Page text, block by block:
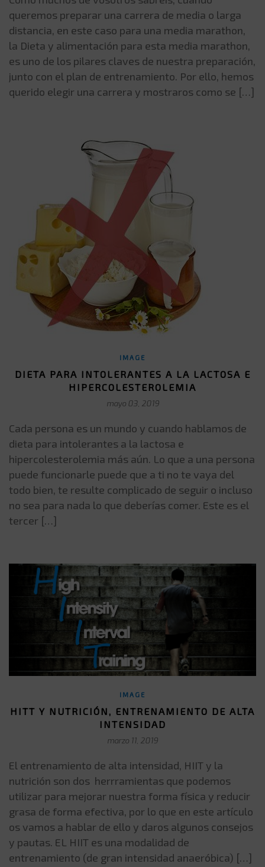
queremos preparar una carrera de media o larga
distancia, en este caso para una media marathon,
la Dieta y alimentación para esta media marathon,
es uno de los pilares claves de nuestra preparación,
junto con el plan de entrenamiento. Por ello, hemos
querido elegir una carrera y mostraros como se […]
IMAGE
DIETA PARA INTOLERANTES A LA LACTOSA E
HIPERCOLESTEROLEMIA
mayo 03, 2019
Cada persona es un mundo y cuando hablamos de
dieta para intolerantes a la lactosa e
hipercolesterolemia más aún. Lo que a una persona
puede funcionarle puede que a ti no te vaya del
todo bien, te resulte complicado de seguir o incluso
no sea para nada lo que deberías comer. Este es el
tercer […]
IMAGE
HITT Y NUTRICIÓN, ENTRENAMIENTO DE ALTA
INTENSIDAD
marzo 11, 2019
El entrenamiento de alta intensidad, HIIT y la
nutrición son dos herrramientas que podemos
utilizar para mejorar nuestra forma física y reducir
grasa de forma efectiva, por lo que en este artículo
os vamos a hablar de ello y daros algunos consejos
y pautas. EL HIIT es una modalidad de
entrenamiento (de gran intensidad anaeróbica) […]